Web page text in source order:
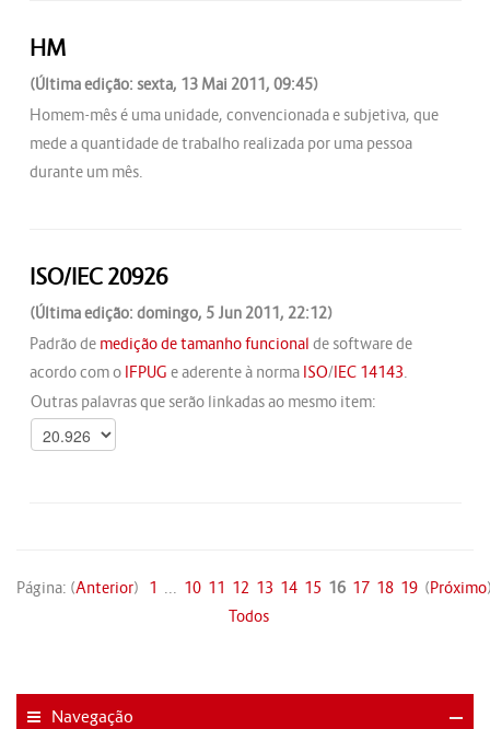
HM
(Última edição: sexta, 13 Mai 2011, 09:45)
Homem-mês é uma unidade, convencionada e subjetiva, que
mede a quantidade de trabalho realizada por uma pessoa
durante um mês.
ISO/IEC 20926
(Última edição: domingo, 5 Jun 2011, 22:12)
Padrão de medição de tamanho funcional de software de
acordo com o IFPUG e aderente à norma ISO/IEC 14143.
Outras palavras que serão linkadas ao mesmo item:
Página: (Anterior) 1 ... 10 11 12 13 14 15 16 17 18 19 (Próximo
Todos
Navegação